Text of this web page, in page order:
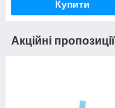
Купити
Акційні